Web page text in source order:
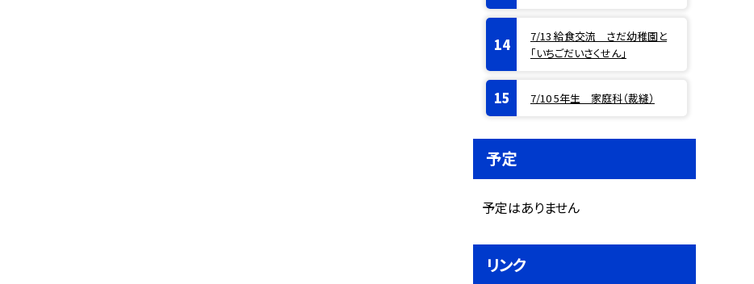
7/13 給食交流 さだ幼稚園と
「いちごだいさくせん」
7/10 5年生 家庭科（裁縫）
予定
予定はありません
リンク